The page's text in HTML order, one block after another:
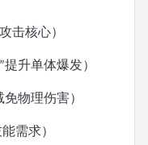
击核心）
”提升单体爆发）
免物理伤害）
需求）